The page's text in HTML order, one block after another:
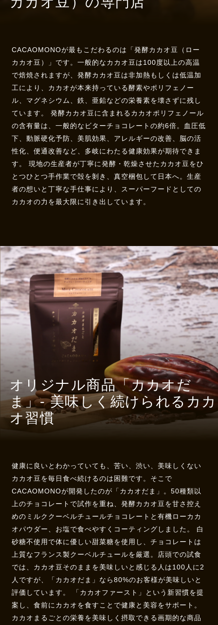
CACAOMONOが最もこだわるのは「発酵カカオ豆（ロー
カカオ豆）」です。一般的なカカオ豆は100度以上の高温
で焙焼されますが、発酵カカオ豆は非加熱もしくは低温加
工により、カカオが本来持っている酵素やポリフェノー
ル、マグネシウム、鉄、亜鉛などの栄養素を壊さずに残し
ています。 発酵カカオ豆に含まれるカカオポリフェノール
の含有量は、一般的なビターチョコレートの約6倍。血圧低
下、動脈硬化予防、美肌効果、アレルギーの改善、脳の活
性化、便通改善など、多岐にわたる健康効果が期待できま
す。 現地の生産者が丁寧に発酵・乾燥させたカカオ豆をひ
とつひとつ手作業で殻を剝き、真空梱包して日本へ。生産
者の想いと丁寧な手仕事により、スーパーフードとしての
カカオの力を最大限に引き出しています。
オリジナル商品「カカオだ
ま」- 美味しく続けられるカカ
オ習慣
健康に良いとわかっていても、苦い、渋い、美味しくない
カカオ豆を毎日食べ続けるのは困難です。そこで
CACAOMONOが開発したのが「カカオだま」。50種類以
上のチョコレートで試作を重ね、発酵カカオ豆を甘さ控え
めのミルククーベルチュールチョコレートと有機ローカカ
オパウダー、お塩で食べやすくコーティングしました。 白
砂糖不使用で体に優しい甜菜糖を使用し、チョコレートは
上質なフランス製クーベルチュールを厳選。店頭での試食
では、カカオ豆そのままを美味しいと感じる人は100人に2
人ですが、「カカオだま」なら80%のお客様が美味しいと
評価しています。 「カカオファースト」という新習慣を提
案し、食前にカカオを食すことで健康と美容をサポート。
カカオまるごとの栄養を美味しく摂取できる画期的な商品